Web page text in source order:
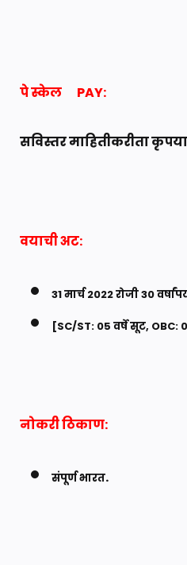
पे स्केल PAY:
सविस्तर माहितीकरीता कृपया
वयाची अट:
31 मार्च 2022 रोजी 30
[SC/ST: 05 वर्षे सूट, OBC:
नोकरी ठिकाण:
संपूर्ण भारत.